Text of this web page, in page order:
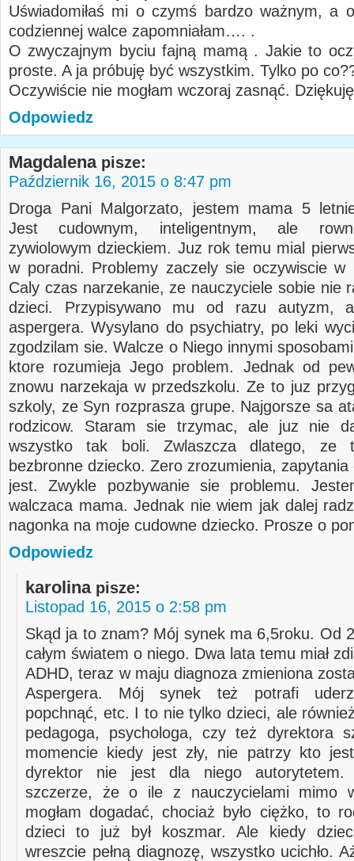
Uświadomiłaś mi o czymś bardzo ważnym, a
codziennej walce zapomniałam…. .
O zwyczajnym byciu fajną mamą . Jakie to
proste. A ja próbuję być wszystkim. Tylko po
Oczywiście nie mogłam wczoraj zasnąć.
Odpowiedz
Magdalena pisze:
Październik 16, 2015 o 8:47 pm
Droga Pani Malgorzato, jestem mama 5
Jest cudownym, inteligentnym, ale
zywiolowym dzieckiem. Juz rok temu mial
w poradni. Problemy zaczely sie oczywiscie w
Caly czas narzekanie, ze nauczyciele sobie nie
dzieci. Przypisywano mu od razu autyzm,
aspergera. Wysylano do psychiatry, po leki
zgodzilam sie. Walcze o Niego innymi
ktore rozumieja Jego problem. Jednak od
znowu narzekaja w przedszkolu. Ze to juz
szkoly, ze Syn rozprasza grupe. Najgorsze sa
rodzicow. Staram sie trzymac, ale juz nie
wszystko tak boli. Zwlaszcza dlatego, ze
bezbronne dziecko. Zero zrozumienia,
jest. Zwykle pozbywanie sie problemu.
walczaca mama. Jednak nie wiem jak dalej
nagonka na moje cudowne dziecko. Prosze o
Odpowiedz
karolina pisze:
Listopad 16, 2015 o 2:58 pm
Skąd ja to znam? Mój synek ma 6,5roku. Od
całym światem o niego. Dwa lata temu miał
ADHD, teraz w maju diagnoza zmieniona
Aspergera. Mój synek też potrafi
popchnąć, etc. I to nie tylko dzieci, ale
pedagoga, psychologa, czy też dyrektora
momencie kiedy jest zły, nie patrzy kto
dyrektor nie jest dla niego autorytetem.
szczerze, że o ile z nauczycielami mimo
mogłam dogadać, chociaż było ciężko, to
dzieci to już był koszmar. Ale kiedy
wreszcie pełną diagnozę, wszystko ucichło.